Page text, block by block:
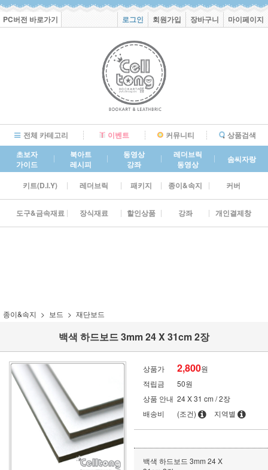
PC버전 바로가기 로그인 회원가입 장바구니 마이페이지
전체 카테고리 이벤트 커뮤니티
상품검색
초보자
가이드
북아트
레시피
동영상
강좌
레더브릭
동영상
솜씨자랑
키트(D.I.Y) 레더브릭 패키지 종이&속지 커버
도구&금속재료 장식재료 할인상품 강좌 개인결제창
종이&속지 보드 재단보드
백색 하드보드 3mm 24 X 31cm 2장
상품가 2,800원
적립금
50원
상품 안내 24 X 31 cm / 2장
배송비
(조건) 지역별
백색 하드보드 3mm 24 X